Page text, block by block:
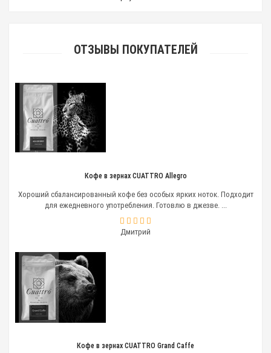
Рекомендуем Вам ознакомиться с нашим
подробнее >>
ОТЗЫВЫ ПОКУПАТЕЛЕЙ
Кофе в зернах CUATTRO Allegro
Хороший сбалансированный кофе без особых ярких ноток. Подходит
для ежедневного употребления. Готовлю в джезве. ...
Дмитрий
Кофе в зернах CUATTRO Grand Caffe